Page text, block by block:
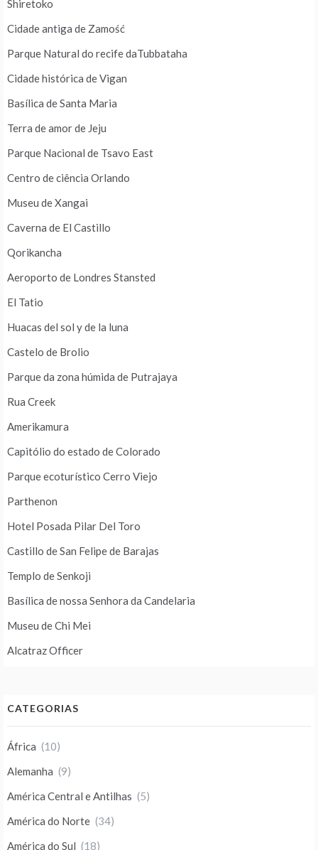
Shiretoko
Cidade antiga de Zamość
Parque Natural do recife daTubbataha
Cidade histórica de Vigan
Basílica de Santa Maria
Terra de amor de Jeju
Parque Nacional de Tsavo East
Centro de ciência Orlando
Museu de Xangai
Caverna de El Castillo
Qorikancha
Aeroporto de Londres Stansted
El Tatio
Huacas del sol y de la luna
Castelo de Brolio
Parque da zona húmida de Putrajaya
Rua Creek
Amerikamura
Capitólio do estado de Colorado
Parque ecoturístico Cerro Viejo
Parthenon
Hotel Posada Pilar Del Toro
Castillo de San Felipe de Barajas
Templo de Senkoji
Basílica de nossa Senhora da Candelaria
Museu de Chi Mei
Alcatraz Officer
CATEGORIAS
África (10)
Alemanha (9)
América Central e Antilhas (5)
América do Norte (34)
América do Sul (18)